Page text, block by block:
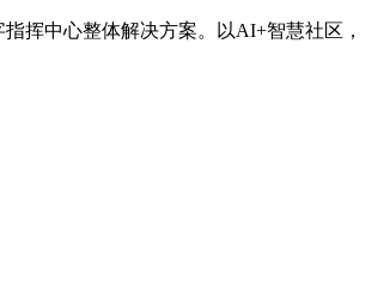
挥中心整体解决方案。以AI+智慧社区，